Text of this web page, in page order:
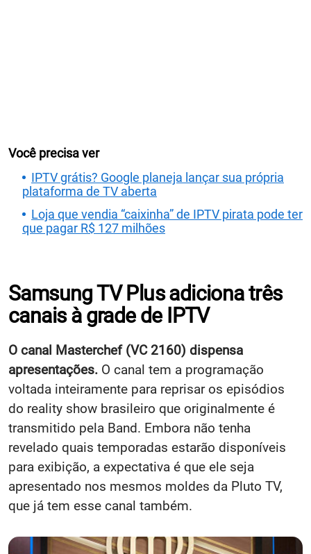
Você precisa ver
IPTV grátis? Google planeja lançar sua própria
plataforma de TV aberta
Loja que vendia “caixinha” de IPTV pirata pode ter
que pagar R$ 127 milhões
Samsung TV Plus adiciona três
canais à grade de IPTV
O canal Masterchef (VC 2160) dispensa
apresentações. O canal tem a programação
voltada inteiramente para reprisar os episódios
do reality show brasileiro que originalmente é
transmitido pela Band. Embora não tenha
revelado quais temporadas estarão disponíveis
para exibição, a expectativa é que ele seja
apresentado nos mesmos moldes da Pluto TV,
que já tem esse canal também.